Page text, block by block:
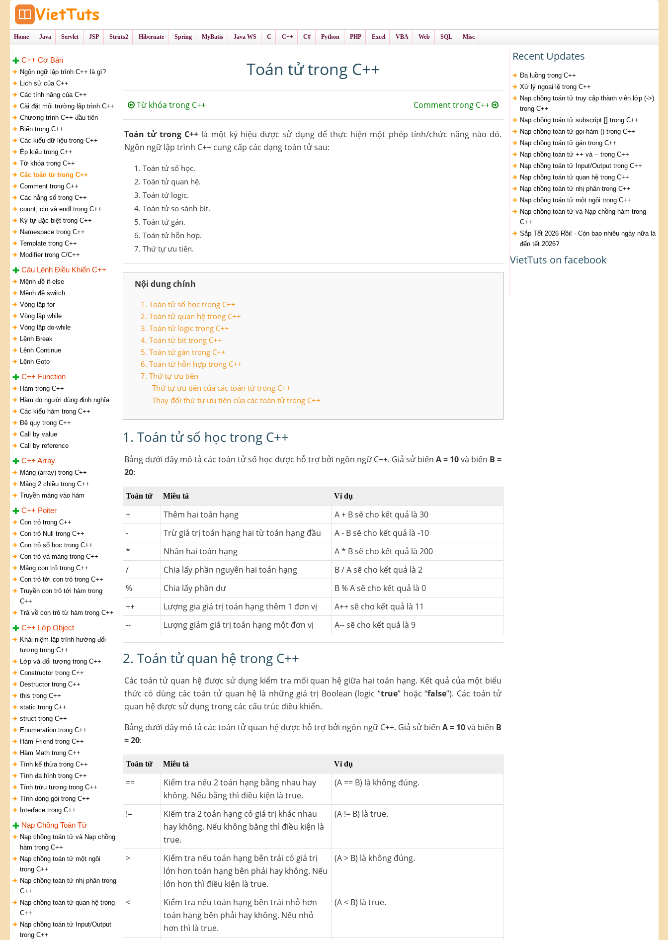
Home Java Servlet JSP Struts2 Hibernate Spring MyBatis Java WS C C++ C# Python PHP Excel VBA Web SQL Misc
C++ Cơ Bản
Ngôn ngữ lập trình C++ là gì?
Lịch sử của C++
Các tính năng của C++
Cài đặt môi trường lập trình C++
Chương trình C++ đầu tiên
Biến trong C++
Các kiểu dữ liệu trong C++
Ép kiểu trong C++
Từ khóa trong C++
Các toán tử trong C++
Comment trong C++
Các hằng số trong C++
count, cin và endl trong C++
Ký tự đặc biệt trong C++
Namespace trong C++
Template trong C++
Modifier trong C/C++
Câu Lệnh Điều Khiển C++
Mệnh đề if-else
Mệnh đề switch
Vòng lặp for
Vòng lặp while
Vòng lặp do-while
Lệnh Break
Lệnh Continue
Lệnh Goto
C++ Function
Hàm trong C++
Hàm do người dùng định nghĩa
Các kiểu hàm trong C++
Đệ quy trong C++
Call by value
Call by reference
C++ Array
Mảng (array) trong C++
Mảng 2 chiều trong C++
Truyền mảng vào hàm
C++ Poiter
Con trỏ trong C++
Con trỏ Null trong C++
Con trỏ số học trong C++
Con trỏ và mảng trong C++
Mảng con trỏ trong C++
Con trỏ tới con trỏ trong C++
Truyền con trỏ tới hàm trong
C++
Trả về con trỏ từ hàm trong C++
C++ Lớp Object
Khái niệm lập trình hướng đối
tượng trong C++
Lớp và đối tượng trong C++
Constructor trong C++
Destructor trong C++
this trong C++
static trong C++
struct trong C++
Enumeration trong C++
Hàm Friend trong C++
Hàm Math trong C++
Tính kế thừa trong C++
Tính đa hình trong C++
Tính trừu tượng trong C++
Tính đóng gói trong C++
Interface trong C++
Nạp Chồng Toán Tử
Nạp chồng toán tử và Nạp chồng
hàm trong C++
Nạp chồng toán tử một ngôi
trong C++
Nạp chồng toán tử nhị phân trong
C++
Nạp chồng toán tử quan hệ trong
C++
Nạp chồng toán tử Input/Output
trong C++
Toán tử trong C++
Từ khóa trong C++ Comment trong C++
Toán tử trong C++ là một ký hiệu được sử dụng để thực hiện một phép tính/chức năng nào đó.
Ngôn ngữ lập trình C++ cung cấp các dạng toán tử sau:
Toán tử số học.
Toán tử quan hệ.
Toán tử logic.
Toán tử so sánh bit.
Toán tử gán.
Toán tử hỗn hợp.
Thứ tự ưu tiên.
Nội dung chính
1. Toán tử số học trong C++
2. Toán tử quan hệ trong C++
3. Toán tử logic trong C++
4. Toán tử bit trong C++
5. Toán tử gán trong C++
6. Toán tử hỗn hợp trong C++
7. Thứ tự ưu tiên
Thứ tự ưu tiên của các toán tử trong C++
Thay đổi thứ tự ưu tiên của các toán tử trong C++
1. Toán tử số học trong C++
Bảng dưới đây mô tả các toán tử số học được hỗ trợ bởi ngôn ngữ C++. Giả sử biếnA = 10và biến B =
20:
Toán tử Miêu tả Ví dụ
+ Thêm hai toán hạng
A + B sẽ cho kết quả là 30
-
Trừ giá trị toán hạng hai từ toán hạng đầu
A - B sẽ cho kết quả là -10
*
Nhân hai toán hạng
A * B sẽ cho kết quả là 200
/
Chia lấy phần nguyên hai toán hạng
B / A sẽ cho kết quả là 2
%
Chia lấy phần dư
B % A sẽ cho kết quả là 0
++
Lượng gia giá trị toán hạng thêm 1 đơn vị
A++ sẽ cho kết quả là 11
--
Lượng giảm giá trị toán hạng một đơn vị A-- sẽ cho kết quả là 9
2. Toán tử quan hệ trong C++
Các toán tử quan hệ được sử dụng kiểm tra mối quan hệ giữa hai toán hạng. Kết quả của một biểu
thức có dùng các toán tử quan hệ là những giá trị Boolean (logic “true” hoặc “false”). Các toán tử
quan hệ được sử dụng trong các cấu trúc điều khiển.
Bảng dưới đây mô tả các toán tử quan hệ được hỗ trợ bởi ngôn ngữ C++. Giả sử biến A = 10và biến B
= 20:
Toán tử Miêu tả Ví dụ
==
Kiểm tra nếu 2 toán hạng bằng nhau hay
không. Nếu bằng thì điều kiện là true.
(A == B) là không đúng.
!=
Kiểm tra 2 toán hạng có giá trị khác nhau
hay không. Nếu không bằng thì điều kiện là
true.
(A != B) là true.
>
Kiểm tra nếu toán hạng bên trái có giá trị
lớn hơn toán hạng bên phải hay không. Nếu
lớn hơn thì điều kiện là true.
(A > B) là không đúng.
<
Kiểm tra nếu toán hạng bên trái nhỏ hơn
toán hạng bên phải hay không. Nếu nhỏ
hơn thì là true.
(A < B) là true.
Recent Updates
Đa luồng trong C++
Xử lý ngoại lệ trong C++
Nạp chồng toán tử truy cập thành viên lớp (->)
trong C++
Nạp chồng toán tử subscript [] trong C++
Nạp chồng toán tử gọi hàm () trong C++
Nạp chồng toán tử gán trong C++
Nạp chồng toán tử ++ và -- trong C++
Nạp chồng toán tử Input/Output trong C++
Nạp chồng toán tử quan hệ trong C++
Nạp chồng toán tử nhị phân trong C++
Nạp chồng toán tử một ngôi trong C++
Nạp chồng toán tử và Nạp chồng hàm trong
C++
Sắp Tết 2026 Rồi! - Còn bao nhiêu ngày nữa là
đến tết 2026?
VietTuts on facebook